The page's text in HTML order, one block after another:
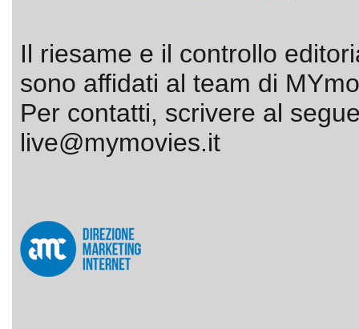
Il riesame e il controllo
sono affidati al team di
Per contatti, scrivere al
live@mymovies.it